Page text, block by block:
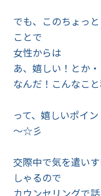
でも、このちょっ
ことで
女性からは
あ、嬉しい！とか・
なんだ！こんなこ
って、嬉しいポイ
～☆彡
交際中で気を遣い
しゃるので
カウンセリングで